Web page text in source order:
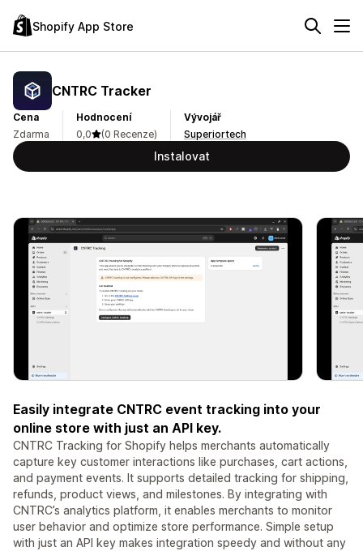
Shopify App Store
CNTRC Tracker
Cena
Zdarma
Hodnocení
0,0
(0 Recenze)
Vývojář
Superiortech
Instalovat
Easily integrate CNTRC event tracking into your
online store with just an API key.
CNTRC Tracking for Shopify helps merchants automatically
capture key customer interactions like purchases, cart actions,
and payment events. It supports detailed tracking for shipping,
refunds, product views, and milestones. By integrating with
CNTRC’s analytics platform, it enables merchants to monitor
user behavior and optimize store performance. Simple setup
with just an API key makes integration speedy and without any